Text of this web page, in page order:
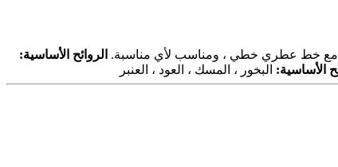
مع خط عطري خطي ، ومناسب لأي مناسبة. الروائح الأساسية:
الأساسية: البخور ، المسك ، العود ، العنبر